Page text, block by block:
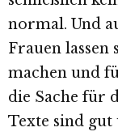
normal. Und
Frauen
machen und
die Sache für
Texte sind